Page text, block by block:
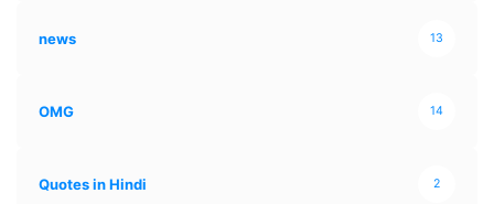
news 13
OMG 14
Quotes in Hindi 2